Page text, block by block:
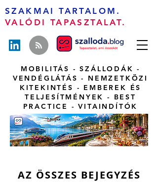
SZAKMAI TARTALOM.
VALÓDI TAPASZTALAT.
MOBILITÁS - SZÁLLODÁK -
VENDÉGLÁTÁS - NEMZETKÖZI
KITEKINTÉS - EMBEREK ÉS
TELJESÍTMÉNYEK - BEST
PRACTICE - VITAINDÍTÓK
AZ ÖSSZES BEJEGYZÉS